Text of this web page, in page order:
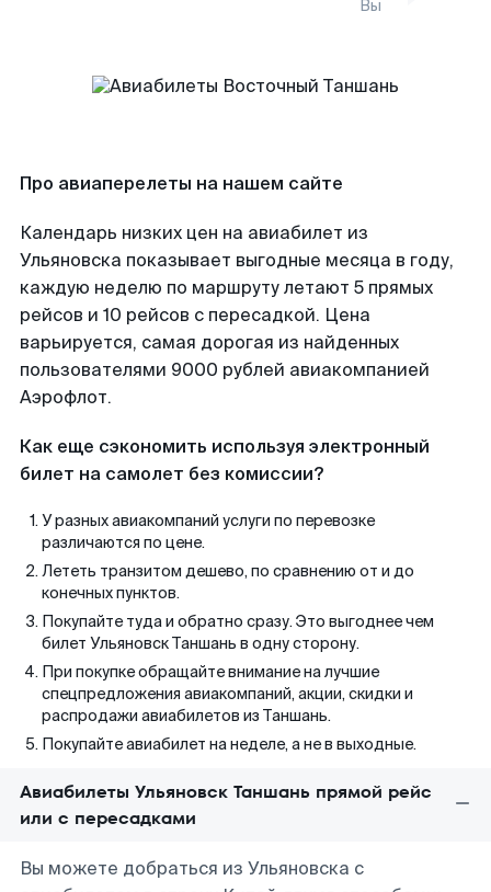
Вы
Про авиаперелеты на нашем сайте
Календарь низких цен на авиабилет из
Ульяновска показывает выгодные месяца в году,
каждую неделю по маршруту летают 5 прямых
рейсов и 10 рейсов с пересадкой. Цена
варьируется, самая дорогая из найденных
пользователями 9000 рублей авиакомпанией
Аэрофлот.
Как еще сэкономить используя электронный
билет на самолет без комиссии?
У разных авиакомпаний услуги по перевозке
различаются по цене.
Лететь транзитом дешево, по сравнению от и до
конечных пунктов.
Покупайте туда и обратно сразу. Это выгоднее чем
билет Ульяновск Таншань в одну сторону.
При покупке обращайте внимание на лучшие
спецпредложения авиакомпаний, акции, скидки и
распродажи авиабилетов из Таншань.
Покупайте авиабилет на неделе, а не в выходные.
Авиабилеты Ульяновск Таншань прямой рейс
или с пересадками
Вы можете добраться из Ульяновска с